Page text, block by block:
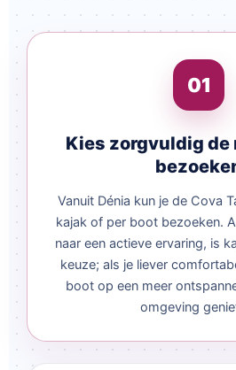
01
Kies zorgvuldig de
Vanuit Dénia kun je de Cova
kajak of per boot bezoeken.
naar een actieve ervaring, is
keuze; als je liever
boot op een meer
omgeving